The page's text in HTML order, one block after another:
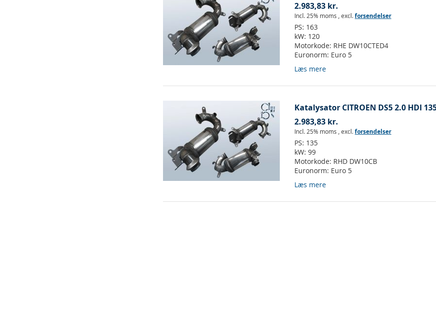
2.983,83 kr.
Incl. 25% moms ,excl.forsendelser
PS: 163
kW: 120
Motorkode: RHE DW10CTED4
Euronorm: Euro 5
Læs mere
Katalysator CITROEN DS5 2.0 HDI
2.983,83 kr.
Incl. 25% moms ,excl.forsendelser
PS: 135
kW:99
Motorkode: RHD DW10CB
Euronorm: Euro 5
Læs mere